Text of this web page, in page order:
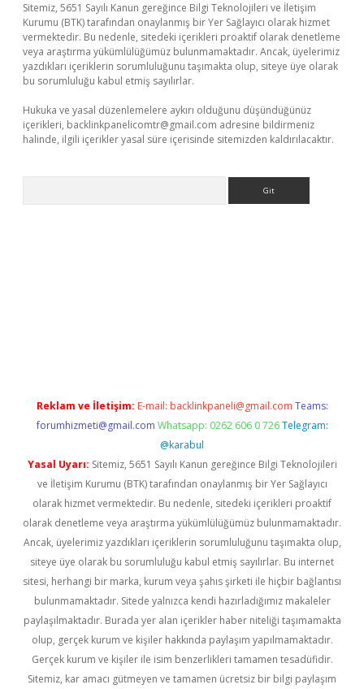
Sitemiz, 5651 Sayılı Kanun gereğince Bilgi Teknolojileri ve İletişim
Kurumu (BTK) tarafından onaylanmış bir Yer Sağlayıcı olarak hizmet
vermektedir. Bu nedenle, sitedeki içerikleri proaktif olarak denetleme
veya araştırma yükümlülüğümüz bulunmamaktadır. Ancak, üyelerimiz
yazdıkları içeriklerin sorumluluğunu taşımakta olup, siteye üye olarak
bu sorumluluğu kabul etmiş sayılırlar.
Hukuka ve yasal düzenlemelere aykırı olduğunu düşündüğünüz
içerikleri, backlinkpanelicomtr@gmail.com adresine bildirmeniz
halinde, ilgili içerikler yasal süre içerisinde sitemizden kaldırılacaktır.
Reklam ve İletişim: E-mail: backlinkpaneli@gmail.com Teams:
forumhizmeti@gmail.com Whatsapp: 0262 606 0 726 Telegram:
@karabul
Yasal Uyarı: Sitemiz, 5651 Sayılı Kanun gereğince Bilgi Teknolojileri
ve İletişim Kurumu (BTK) tarafından onaylanmış bir Yer Sağlayıcı
olarak hizmet vermektedir. Bu nedenle, sitedeki içerikleri proaktif
olarak denetleme veya araştırma yükümlülüğümüz bulunmamaktadır.
Ancak, üyelerimiz yazdıkları içeriklerin sorumluluğunu taşımakta olup,
siteye üye olarak bu sorumluluğu kabul etmiş sayılırlar. Bu internet
sitesi, herhangi bir marka, kurum veya şahıs şirketi ile hiçbir bağlantısı
bulunmamaktadır. Sitede yalnızca kendi hazırladığımız makaleler
paylaşılmaktadır. Burada yer alan içerikler haber niteliği taşımamakta
olup, gerçek kurum ve kişiler hakkında paylaşım yapılmamaktadır.
Gerçek kurum ve kişiler ile isim benzerlikleri tamamen tesadüfidir.
Sitemiz, kar amacı gütmeyen ve tamamen ücretsiz bir bilgi paylaşım